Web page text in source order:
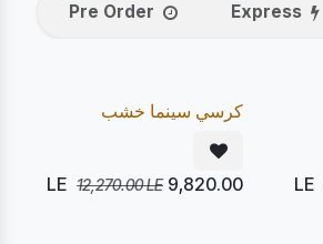
Express
Pre Order
كرسي سينما خشب
9,820.00
LE
12,270.00LE